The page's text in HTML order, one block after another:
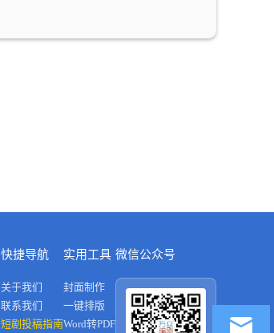
快捷导航
关于我们
联系我们
短剧投稿指南
实用工具
封面制作
一键排版
Word转PDF
微信公众号